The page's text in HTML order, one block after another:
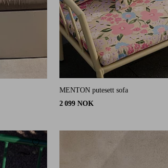
MENTON putesett sofa
2 099 NOK
Legg til favoritter